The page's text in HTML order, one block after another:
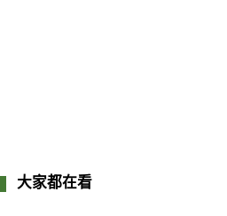
大家都在看